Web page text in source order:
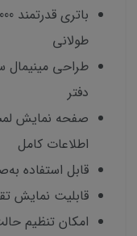
طولانی
طراحی مینیمال
دفتر
اطلاعات کامل
قابل استفاده
قابلیت نمایش